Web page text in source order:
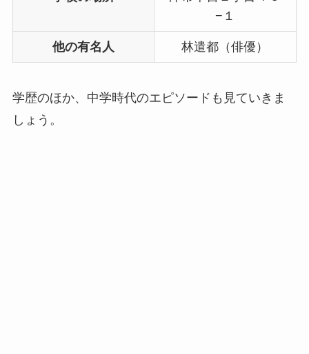
−１
他の有名人 林遣都（俳優）
学歴のほか、中学時代のエピソードも見ていきま
しょう。